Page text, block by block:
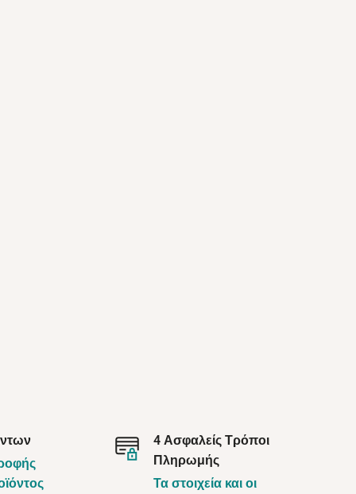
4 Ασφαλείς Τρόποι
Πληρωμής
Τα στοιχεία και οι